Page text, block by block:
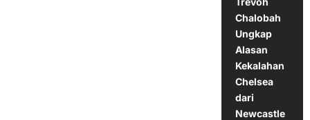
Chalobah
Ungkap
Alasan
Kekalahan
Chelsea
dari
Newcastle